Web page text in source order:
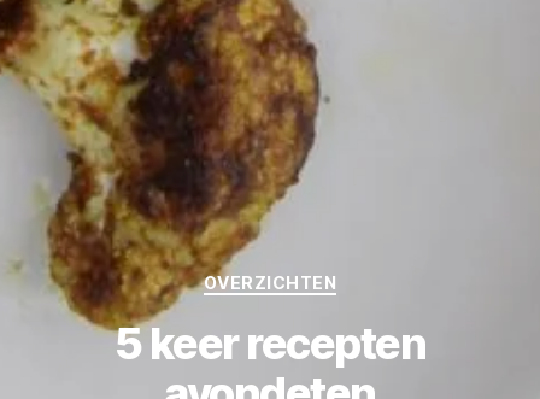
Categories
OVERZICHTEN
5 keer recepten